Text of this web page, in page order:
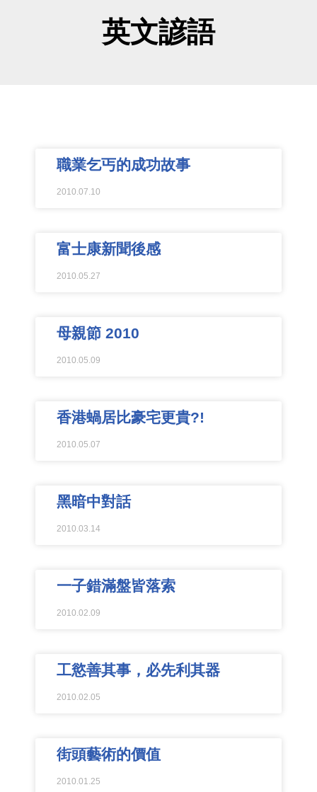
英文諺語
職業乞丐的成功故事
2010.07.10
富士康新聞後感
2010.05.27
母親節 2010
2010.05.09
香港蝸居比豪宅更貴?!
2010.05.07
黑暗中對話
2010.03.14
一子錯滿盤皆落索
2010.02.09
工慾善其事，必先利其器
2010.02.05
街頭藝術的價值
2010.01.25